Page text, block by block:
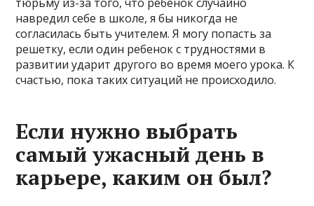
навредил себе в школе, я бы никогда не
согласилась быть учителем. Я могу попасть за
решетку, если один ребенок с трудностями в
развитии ударит другого во время моего урока. К
счастью, пока таких ситуаций не происходило.
Если нужно выбрать
самый ужасный день в
карьере, каким он был?